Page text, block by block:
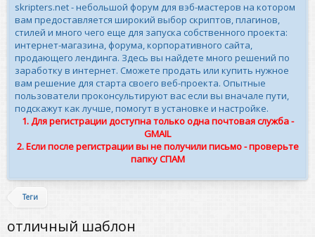
skripters.net - небольшой форум для вэб-мастеров на котором
вам предоставляется широкий выбор скриптов, плагинов,
стилей и много чего еще для запуска собственного проекта:
интернет-магазина, форума, корпоративного сайта,
продающего лендинга. Здесь вы найдете много решений по
заработку в интернет. Сможете продать или купить нужное
вам решение для старта своего веб-проекта. Опытные
пользователи проконсультируют вас если вы вначале пути,
подскажут как лучше, помогут в установке и настройке.
1. Для регистрации доступна только одна почтовая служба -
GMAIL
2. Если после регистрации вы не получили письмо - проверьте
папку СПАМ
Теги
отличный шаблон